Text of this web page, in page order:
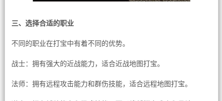
三、选择合适的职业
不同的职业在打宝中有着不同的优势。
战士：拥有强大的近战能力，适合近战地图打宝。
法师：拥有远程攻击能力和群伤技能，适合远程地图打宝。